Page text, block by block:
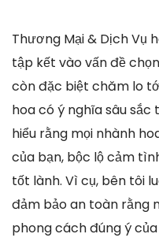
Thương Mại & Dịch Vụ
tập kết vào vấn đề
còn đặc biệt chăm lo
hoa có ý nghĩa sâu
hiểu rằng mọi nhành
của bạn, bộc lộ cảm
tốt lành. Vì cụ, bên tôi
đảm bảo an toàn rằng
phong cách đúng ý